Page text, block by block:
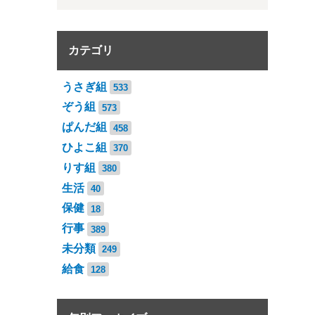
カテゴリ
うさぎ組 533
ぞう組 573
ぱんだ組 458
ひよこ組 370
りす組 380
生活 40
保健 18
行事 389
未分類 249
給食 128